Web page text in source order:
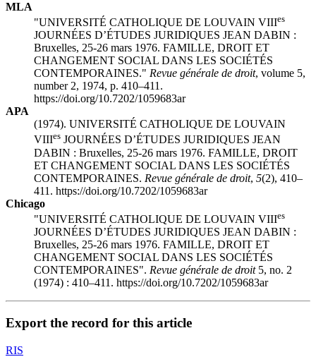
MLA
"UNIVERSITÉ CATHOLIQUE DE LOUVAIN VIIIes
JOURNÉES D’ÉTUDES JURIDIQUES JEAN DABIN :
Bruxelles, 25-26 mars 1976. FAMILLE, DROIT ET
CHANGEMENT SOCIAL DANS LES SOCIÉTÉS
CONTEMPORAINES." Revue générale de droit, volume 5,
number 2, 1974, p. 410–411.
https://doi.org/10.7202/1059683ar
APA
(1974). UNIVERSITÉ CATHOLIQUE DE LOUVAIN
VIIIes JOURNÉES D’ÉTUDES JURIDIQUES JEAN
DABIN : Bruxelles, 25-26 mars 1976. FAMILLE, DROIT
ET CHANGEMENT SOCIAL DANS LES SOCIÉTÉS
CONTEMPORAINES. Revue générale de droit, 5(2), 410–
411. https://doi.org/10.7202/1059683ar
Chicago
"UNIVERSITÉ CATHOLIQUE DE LOUVAIN VIIIes
JOURNÉES D’ÉTUDES JURIDIQUES JEAN DABIN :
Bruxelles, 25-26 mars 1976. FAMILLE, DROIT ET
CHANGEMENT SOCIAL DANS LES SOCIÉTÉS
CONTEMPORAINES". Revue générale de droit5, no. 2
(1974) : 410–411. https://doi.org/10.7202/1059683ar
Export the record for this article
RIS